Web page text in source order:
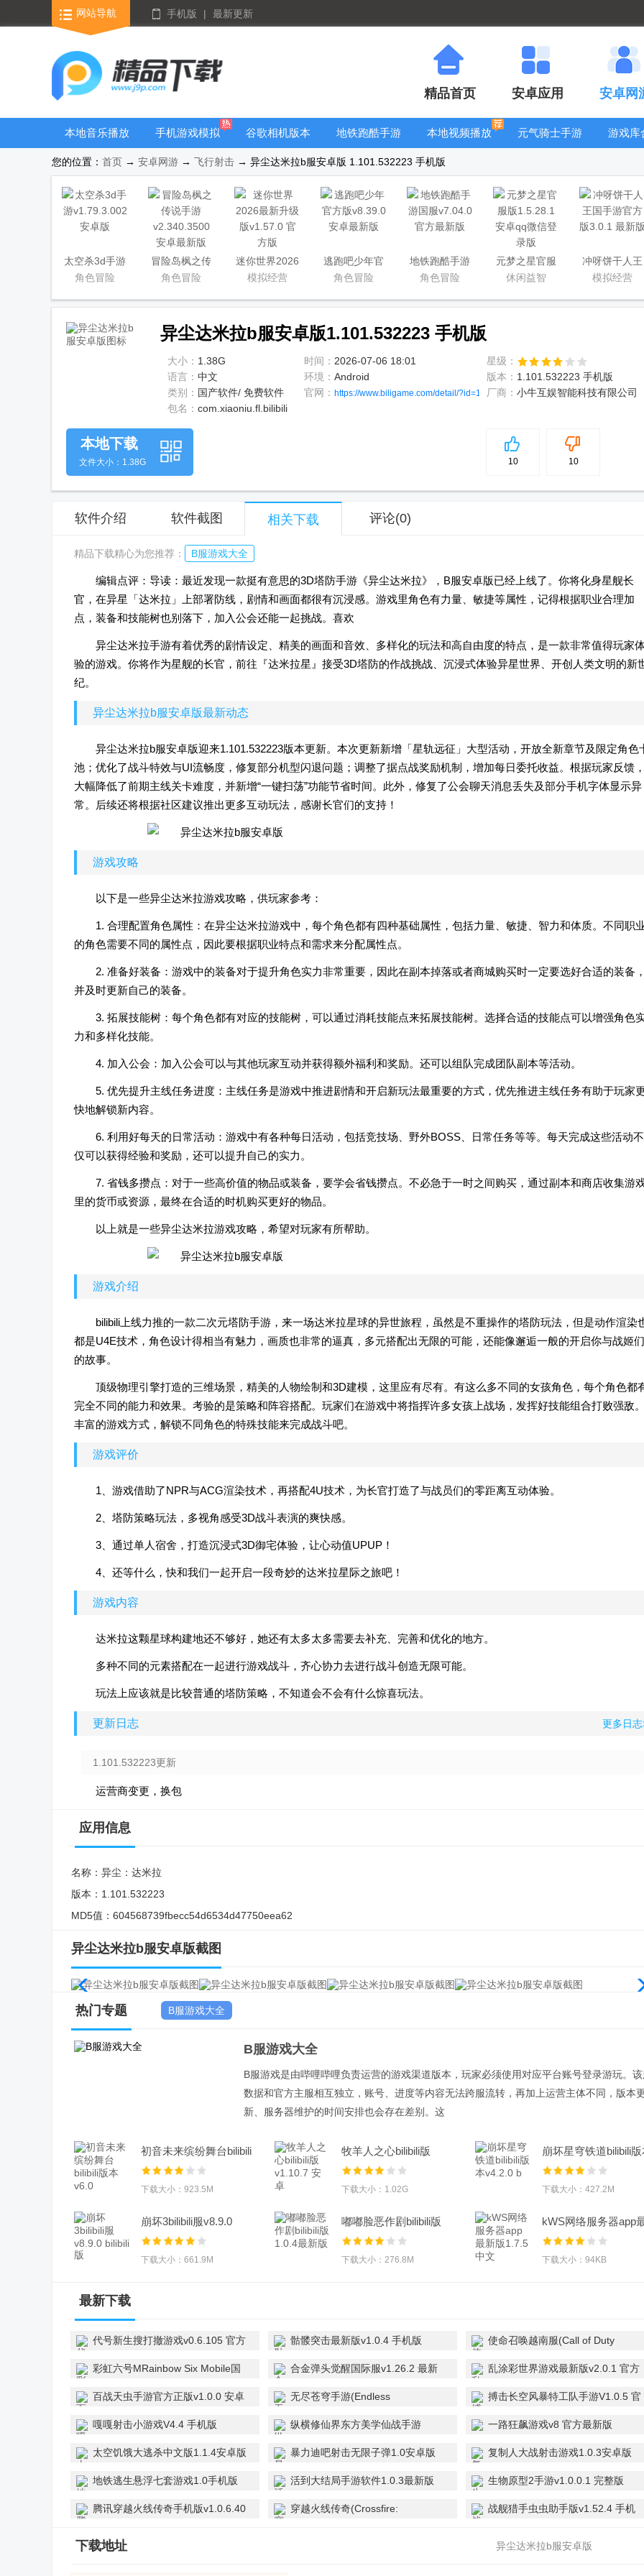
网站导航 手机版 | 最新更新
精品首页 安卓应用 安卓网
本地音乐播放
手机游戏模拟
谷歌相机版本
大全
地铁跑酷手游
本地视频播放
元气骑士手游
游戏库
您的位置： 首页 → 安卓网游 → 飞行射击 → 异尘达米拉b服安卓版 1.101.532223 手机版
太空杀3d手游
角色冒险
冒险岛枫之传
说手游
角色冒险
迷你世界2026
最新升级版
模拟经营
逃跑吧少年官
方版
角色冒险
地铁跑酷手游
国服
角色冒险
元梦之星官服
版
休闲益智
冲呀饼干人王
国手游官方版
模拟经营
异尘达米拉b服安卓版1.101.532223 手机版
大小： 1.38G 时间： 2026-07-06 18:01
星级：
语言： 中文 环境： Android 版本： 1.101.532223 手机版
类别： 国产软件/ 免费软件 官网： https://www.biligame.com/detail/?id=1078厂商： 小牛互娱智能科技有限公司
包名： com.xiaoniu.fl.bilibili
5
10 10
本地下载
文件大小：1.38G
软件介绍 软件截图 相关下载 评论(0)
精品下载精心为您推荐： B服游戏大全
编辑点评：导读：最近发现一款挺有意思的3D塔防手游《异尘达米拉》，B服安卓版已经上线了。你将化身星舰长
官，在异星「达米拉」上部署防线，剧情和画面都很有沉浸感。游戏里角色有力量、敏捷等属性，记得根据职业合理加
点，装备和技能树也别落下，加入公会还能一起挑战。喜欢
异尘达米拉手游有着优秀的剧情设定、精美的画面和音效、多样化的玩法和高自由度的特点，是一款非常值得玩家
验的游戏。你将作为星舰的长官，前往『达米拉星』接受3D塔防的作战挑战、沉浸式体验异星世界、开创人类文明的新
纪。
异尘达米拉b服安卓版最新动态
异尘达米拉b服安卓版迎来1.101.532223版本更新。本次更新新增「星轨远征」大型活动，开放全新章节及限定角色
池；优化了战斗特效与UI流畅度，修复部分机型闪退问题；调整了据点战奖励机制，增加每日委托收益。根据玩家反馈
大幅降低了前期主线关卡难度，并新增“一键扫荡”功能节省时间。此外，修复了公会聊天消息丢失及部分手机字体显示异
常。后续还将根据社区建议推出更多互动玩法，感谢长官们的支持！
游戏攻略
以下是一些异尘达米拉游戏攻略，供玩家参考：
1. 合理配置角色属性：在异尘达米拉游戏中，每个角色都有四种基础属性，包括力量、敏捷、智力和体质。不同职
的角色需要不同的属性点，因此要根据职业特点和需求来分配属性点。
2. 准备好装备：游戏中的装备对于提升角色实力非常重要，因此在副本掉落或者商城购买时一定要选好合适的装备
并及时更新自己的装备。
3. 拓展技能树：每个角色都有对应的技能树，可以通过消耗技能点来拓展技能树。选择合适的技能点可以增强角色
力和多样化技能。
4. 加入公会：加入公会可以与其他玩家互动并获得额外福利和奖励。还可以组队完成团队副本等活动。
5. 优先提升主线任务进度：主线任务是游戏中推进剧情和开启新玩法最重要的方式，优先推进主线任务有助于玩家
快地解锁新内容。
6. 利用好每天的日常活动：游戏中有各种每日活动，包括竞技场、野外BOSS、日常任务等等。每天完成这些活动不
仅可以获得经验和奖励，还可以提升自己的实力。
7. 省钱多攒点：对于一些高价值的物品或装备，要学会省钱攒点。不必急于一时之间购买，通过副本和商店收集游
里的货币或资源，最终在合适的时机购买更好的物品。
以上就是一些异尘达米拉游戏攻略，希望对玩家有所帮助。
游戏介绍
bilibili上线力推的一款二次元塔防手游，来一场达米拉星球的异世旅程，虽然是不重操作的塔防玩法，但是动作渲染
都是U4E技术，角色设计得相当有魅力，画质也非常的逼真，多元搭配出无限的可能，还能像邂逅一般的开启你与战姬们
的故事。
顶级物理引擎打造的三维场景，精美的人物绘制和3D建模，这里应有尽有。有这么多不同的女孩角色，每个角色都
完全不同的能力和效果。考验的是策略和阵容搭配。玩家们在游戏中将指挥许多女孩上战场，发挥好技能组合打败强敌
丰富的游戏方式，解锁不同角色的特殊技能来完成战斗吧。
游戏评价
1、游戏借助了NPR与ACG渲染技术，再搭配4U技术，为长官打造了与战员们的零距离互动体验。
2、塔防策略玩法，多视角感受3D战斗表演的爽快感。
3、通过单人宿舍，打造沉浸式3D御宅体验，让心动值UPUP！
4、还等什么，快和我们一起开启一段奇妙的达米拉星际之旅吧！
游戏内容
达米拉这颗星球构建地还不够好，她还有太多太多需要去补充、完善和优化的地方。
多种不同的元素搭配在一起进行游戏战斗，齐心协力去进行战斗创造无限可能。
玩法上应该就是比较普通的塔防策略，不知道会不会有什么惊喜玩法。
更新日志 更多日
1.101.532223更新
运营商变更，换包
应用信息
名称： 异尘：达米拉
版本： 1.101.532223
MD5值： 604568739fbecc54d6534d47750eea62
异尘达米拉b服安卓版截图
热门专题 B服游戏大全
B服游戏大全
B服游戏是由哔哩哔哩负责运营的游戏渠道版本，玩家必须使用对应平台账号登录游玩。
数据和官方主服相互独立，账号、进度等内容无法跨服流转，再加上运营主体不同，版本
新、服务器维护的时间安排也会存在差别。这
初音未来缤纷舞台bilibili
版本v6.0
下载大小：923.5M
牧羊人之心bilibili版
v1.10.7 安卓
下载大小：1.02G
崩坏星穹铁道bilibili
v4.2.0 b
下载大小：427.2M
崩坏3bilibili服v8.9.0
bilibili版
下载大小：661.9M
嘟嘟脸恶作剧bilibili版
1.0.4最新版
下载大小：276.8M
kWS网络服务器app
新版1.7.5 中文
下载大小：94KB
最新下载
代号新生搜打撤游戏v0.6.105 官方
骷髅突击最新版v1.0.4 手机版
使命召唤越南服(Call of Duty
彩虹六号MRainbow Six Mobile国
合金弹头觉醒国际服v1.26.2 最新
乱涂彩世界游戏最新版v2.0.1 官方
百战天虫手游官方正版v1.0.0 安卓
无尽苍穹手游(Endless
搏击长空风暴特工队手游V1.0.5 官
嘎嘎射击小游戏V4.4 手机版
纵横修仙界东方美学仙战手游
一路狂飙游戏v8 官方最新版
太空饥饿大逃杀中文版1.1.4安卓版 暴力迪吧射击无限子弹1.0安卓版 复制人大战射击游戏1.0.3安卓版
地铁逃生悬浮七套游戏1.0手机版 活到大结局手游软件1.0.3最新版 生物原型2手游v1.0.0.1 完整版
腾讯穿越火线传奇手机版v1.0.6.40
穿越火线传奇(Crossfire:
战舰猎手虫虫助手版v1.52.4 手机
下载地址
异尘达米拉b服安卓版